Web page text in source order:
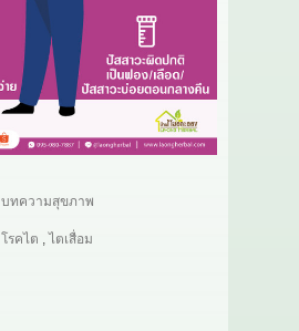
บทความสุขภาพ
โรคไต , ไตเสื่อม